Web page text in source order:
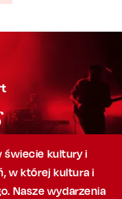
świecie kultury i
w której kultura i
Nasze wydarzenia